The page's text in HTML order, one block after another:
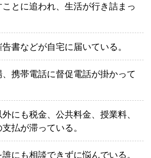
とに追われ、生活が行き詰まっ
書などが自宅に届いている。
、携帯電話に督促電話が掛かって
にも税金、公共料金、授業料、
払が滞っている。
にも相談できずに悩んでいる。